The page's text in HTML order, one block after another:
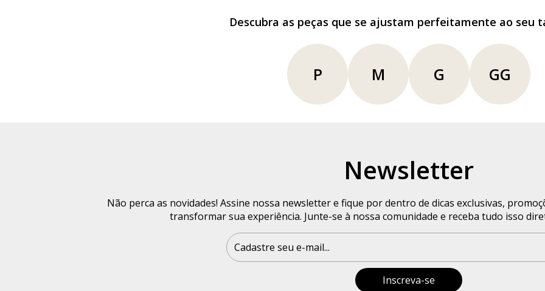
Dica
Logo
virtual
Preencha
base nos
Descubra as peças que se ajustam perfeitamente ao seu
P M G GG
Newsletter
Não perca as novidades! Assine nossa newsletter e fique por dentro de dicas exclusivas,
transformar sua experiência. Junte-se à nossa comunidade e receba tudo isso